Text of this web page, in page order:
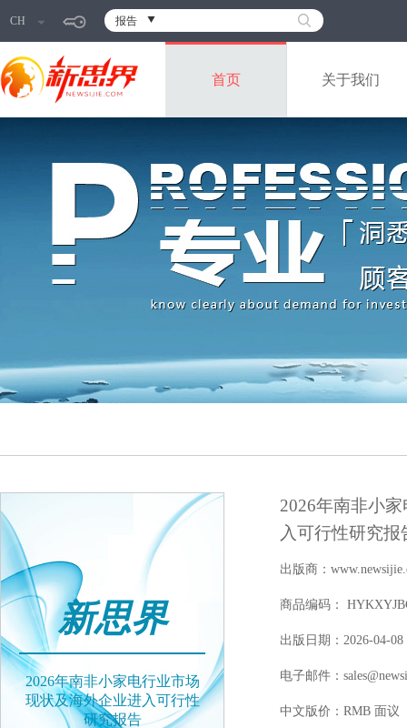
CH 报告
首页 关于我们
新思界
2026年南非小家电行业市场
现状及海外企业进入可行性
研究报告
2026年南非小
入可行性研究报
出版商：
商品编码：
出版日期：2026-04-08
电子邮件：
中文版价：RMB 面议